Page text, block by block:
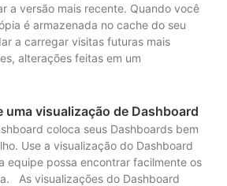
a versão mais recente. Quando você
é armazenada no cache do seu
a carregar visitas futuras mais
alterações feitas em um
uma visualização de Dashboard
coloca seus Dashboards bem
Use a visualização do Dashboard
equipe possa encontrar facilmente os
As visualizações do Dashboard